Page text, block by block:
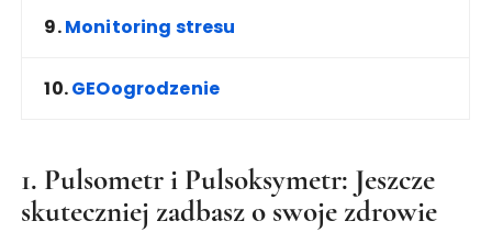
9.Monitoring stresu
10.GEOogrodzenie
1. Pulsometr i Pulsoksymetr: Jeszcze
skuteczniej zadbasz o swoje zdrowie